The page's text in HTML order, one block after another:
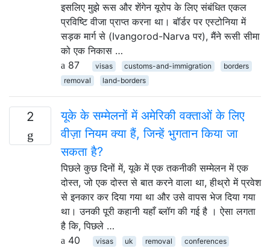
इसलिए मुझे रूस और शेंगेन यूरोप के लिए संबंधित एकल
प्रविष्टि वीजा प्राप्त करना था। बॉर्डर पर एस्टोनिया में
सड़क मार्ग से (Ivangorod-Narva पर), मैंने रूसी सीमा
को एक निकास …
87
visas customs-and-immigration
borders
removal
land-borders
2
यूके के सम्मेलनों में अमेरिकी वक्ताओं के लिए
वीज़ा नियम क्या हैं, जिन्हें भुगतान किया जा
सकता है?
पिछले कुछ दिनों में, यूके में एक तकनीकी सम्मेलन में एक
दोस्त, जो एक दोस्त से बात करने वाला था, हीथ्रो में प्रवेश
से इनकार कर दिया गया था और उसे वापस भेज दिया गया
था। उनकी पूरी कहानी यहाँ ब्लॉग की गई है । ऐसा लगता
है कि, पिछले …
40
visas uk removal conferences